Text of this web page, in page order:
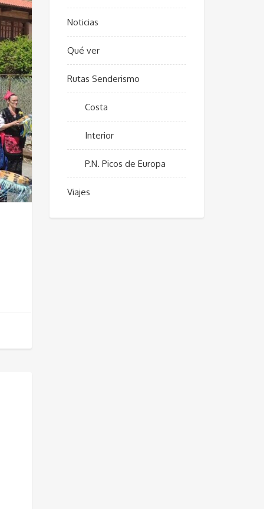
Noticias
Qué ver
Rutas Senderismo
Costa
Interior
P.N. Picos de Europa
Viajes